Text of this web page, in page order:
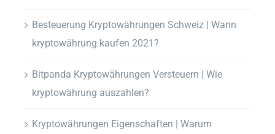
Besteuerung Kryptowährungen Schweiz | Wann
kryptowährung kaufen 2021?
Bitpanda Kryptowährungen Versteuern | Wie
kryptowährung auszahlen?
Kryptowährungen Eigenschaften | Warum